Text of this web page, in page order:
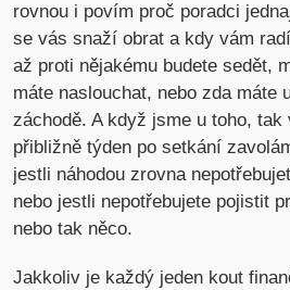
rovnou i povím proč poradci
se vás snaží obrat a kdy vám
až proti nějakému budete sedět,
máte naslouchat, nebo zda máte
záchodě. A když jsme u toho,
přibližně týden po setkání
jestli náhodou zrovna
nebo jestli nepotřebujete pojistit
nebo tak něco.
Jakkoliv je každý jeden kout